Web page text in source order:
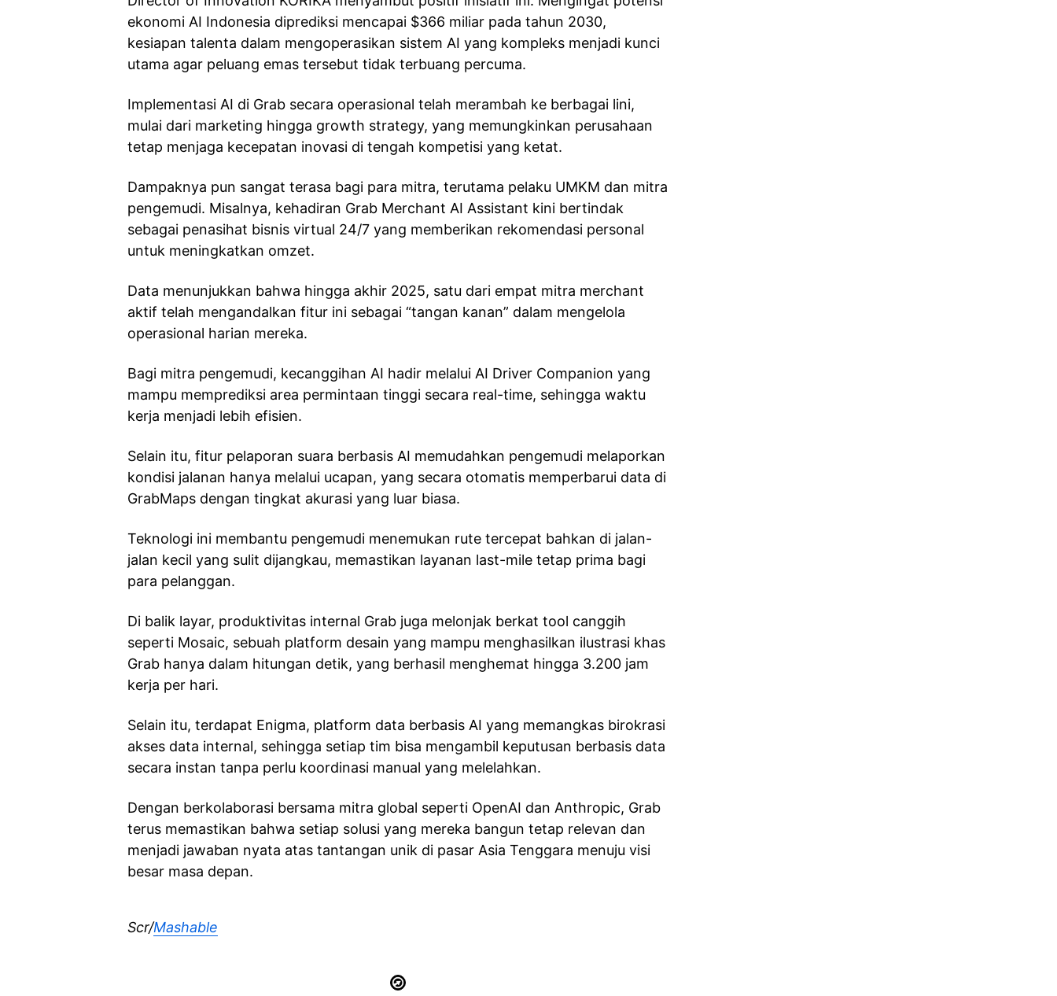
ekonomi AI Indonesia diprediksi mencapai $366 miliar pada tahun 2030,
kesiapan talenta dalam mengoperasikan sistem AI yang kompleks menjadi kunci
utama agar peluang emas tersebut tidak terbuang percuma.
Implementasi AI di Grab secara operasional telah merambah ke berbagai lini,
mulai dari marketing hingga growth strategy, yang memungkinkan perusahaan
tetap menjaga kecepatan inovasi di tengah kompetisi yang ketat.
Dampaknya pun sangat terasa bagi para mitra, terutama pelaku UMKM dan mitra
pengemudi. Misalnya, kehadiran Grab Merchant AI Assistant kini bertindak
sebagai penasihat bisnis virtual 24/7 yang memberikan rekomendasi personal
untuk meningkatkan omzet.
Data menunjukkan bahwa hingga akhir 2025, satu dari empat mitra merchant
aktif telah mengandalkan fitur ini sebagai “tangan kanan” dalam mengelola
operasional harian mereka.
Bagi mitra pengemudi, kecanggihan AI hadir melalui AI Driver Companion yang
mampu memprediksi area permintaan tinggi secara real-time, sehingga waktu
kerja menjadi lebih efisien.
Selain itu, fitur pelaporan suara berbasis AI memudahkan pengemudi melaporkan
kondisi jalanan hanya melalui ucapan, yang secara otomatis memperbarui data di
GrabMaps dengan tingkat akurasi yang luar biasa.
Teknologi ini membantu pengemudi menemukan rute tercepat bahkan di jalan-
jalan kecil yang sulit dijangkau, memastikan layanan last-mile tetap prima bagi
para pelanggan.
Di balik layar, produktivitas internal Grab juga melonjak berkat tool canggih
seperti Mosaic, sebuah platform desain yang mampu menghasilkan ilustrasi khas
Grab hanya dalam hitungan detik, yang berhasil menghemat hingga 3.200 jam
kerja per hari.
Selain itu, terdapat Enigma, platform data berbasis AI yang memangkas birokrasi
akses data internal, sehingga setiap tim bisa mengambil keputusan berbasis data
secara instan tanpa perlu koordinasi manual yang melelahkan.
Dengan berkolaborasi bersama mitra global seperti OpenAI dan Anthropic, Grab
terus memastikan bahwa setiap solusi yang mereka bangun tetap relevan dan
menjadi jawaban nyata atas tantangan unik di pasar Asia Tenggara menuju visi
besar masa depan.
Scr/Mashable